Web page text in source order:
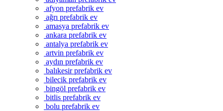
afyon prefabrik ev
ağrı prefabrik ev
amasya prefabrik ev
ankara prefabrik ev
antalya prefabrik ev
artvin prefabrik ev
aydın prefabrik ev
balıkesir prefabrik ev
bilecik prefabrik ev
bingöl prefabrik ev
bitlis prefabrik ev
bolu prefabrik ev